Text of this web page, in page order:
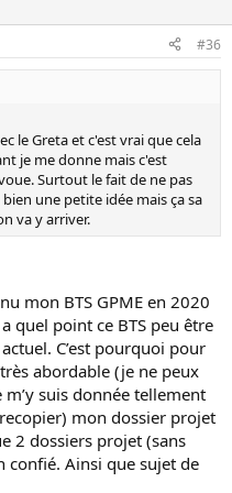
#36
le Greta et c'est vrai que cela
je me donne mais c'est
Surtout le fait de ne pas
une petite idée mais ça sa
va y arriver.
mon BTS GPME en 2020
quel point ce BTS peu être
C’est pourquoi pour
abordable (je ne peux
suis donnée tellement
mon dossier projet
2 dossiers projet (sans
confié. Ainsi que sujet de